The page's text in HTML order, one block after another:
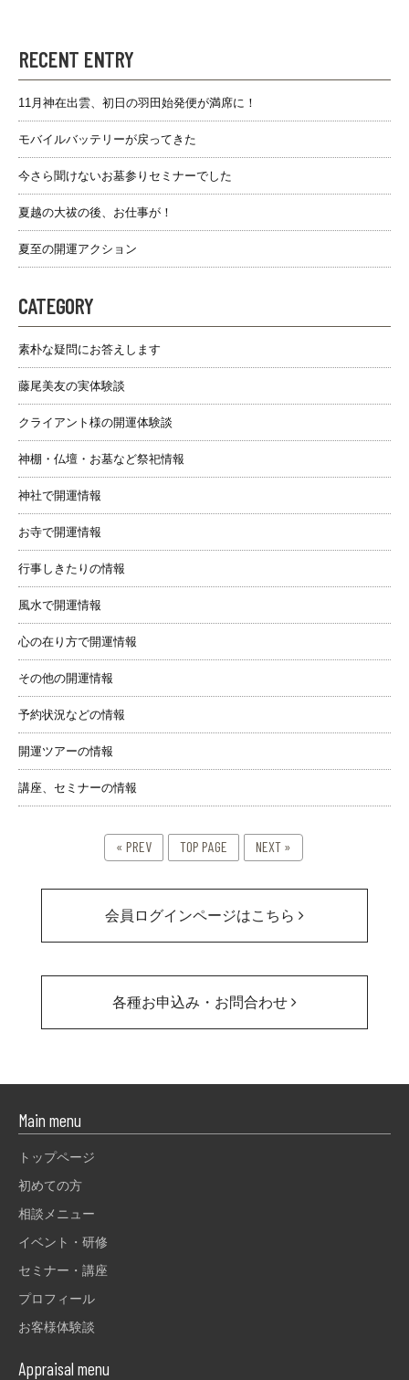
RECENT ENTRY
11月神在出雲、初日の羽田始発便が満席に！
モバイルバッテリーが戻ってきた
今さら聞けないお墓参りセミナーでした
夏越の大祓の後、お仕事が！
夏至の開運アクション
CATEGORY
素朴な疑問にお答えします
藤尾美友の実体験談
クライアント様の開運体験談
神棚・仏壇・お墓など祭祀情報
神社で開運情報
お寺で開運情報
行事しきたりの情報
風水で開運情報
心の在り方で開運情報
その他の開運情報
予約状況などの情報
開運ツアーの情報
講座、セミナーの情報
« PREV TOP PAGE NEXT »
会員ログインページはこちら
各種お申込み・お問合わせ
Main menu
トップページ
初めての方
相談メニュー
イベント・研修
セミナー・講座
プロフィール
お客様体験談
Appraisal menu